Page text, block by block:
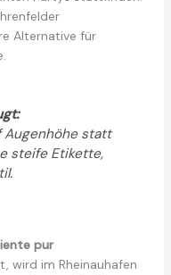
Alternative für
Augenhöhe statt
steife Etikette,
pur
wird im Rheinauhafen